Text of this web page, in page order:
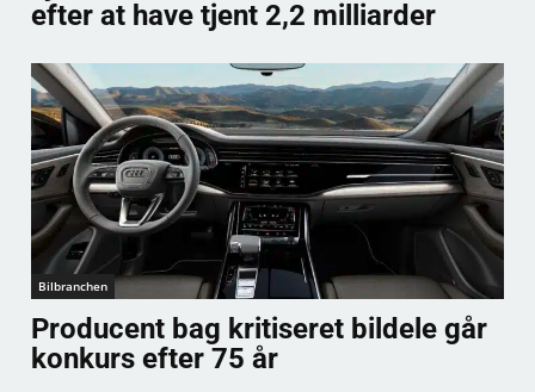
efter at have tjent 2,2 milliarder
Bilbranchen
Producent bag kritiseret bildele går
konkurs efter 75 år